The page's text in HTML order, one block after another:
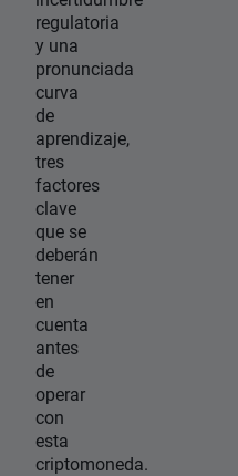
regulatoria
y una
pronunciada
curva
de
aprendizaje,
tres
factores
clave
que se
deberán
tener
en
cuenta
antes
de
operar
con
esta
criptomoneda.